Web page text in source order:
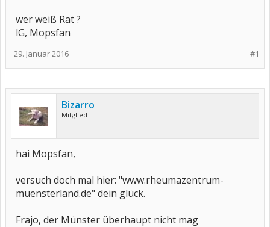
wer weiß Rat ?
lG, Mopsfan
#1
29. Januar 2016
Bizarro
Mitglied
hai Mopsfan,
versuch doch mal hier: "www.rheumazentrum-
muensterland.de" dein glück.
Frajo, der Münster überhaupt nicht mag